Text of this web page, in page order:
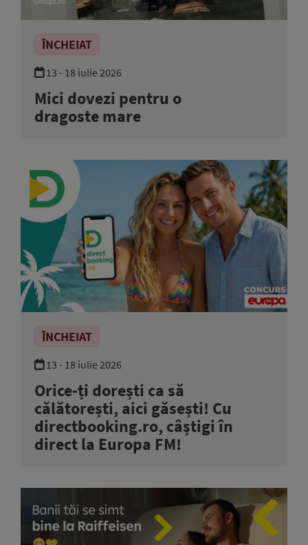
ÎNCHEIAT
13 - 18 iulie 2026
Mici dovezi pentru o
dragoste mare
ÎNCHEIAT
13 - 18 iulie 2026
Orice-ți dorești ca să
călătorești, aici găsești! Cu
directbooking.ro, câștigi în
direct la Europa FM!